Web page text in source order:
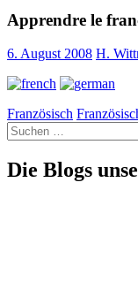
Apprendre le
6. August 2008 H.
Französisch
Suche
nach:
Die Blogs